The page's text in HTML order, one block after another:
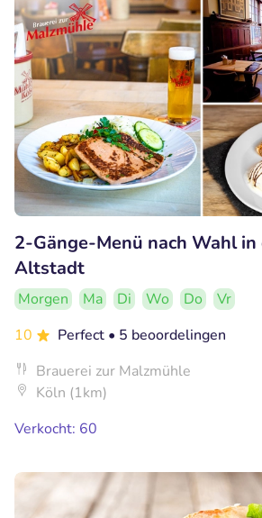
2-Gänge-Menü nach Wahl
Altstadt
Morgen Ma Di Wo Do
Vr
10
Perfect • 5 beoordelingen
Brauerei zur Malzmühle
Köln (1km)
Verkocht: 60